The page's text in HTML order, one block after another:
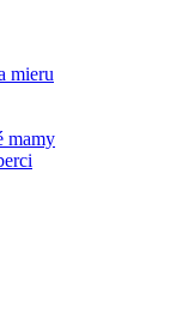
mieru
mamy